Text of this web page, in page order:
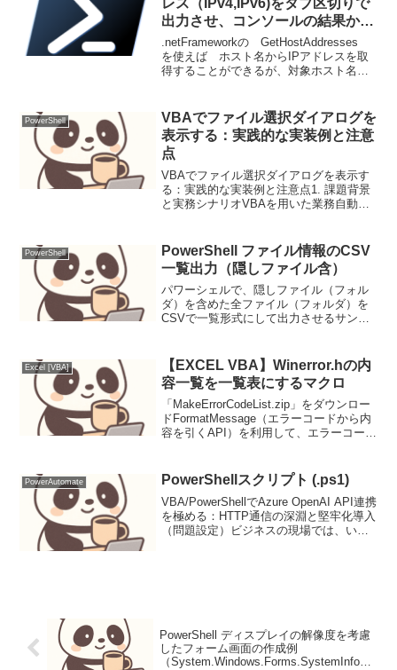
レス（IPv4,IPv6)をタブ区切りで
出力させ、コンソールの結果から
Excelに簡単に貼り付けらえるよ
うにしたサンプル
.netFrameworkの GetHostAddresses
を使えば ホスト名からIPアドレスを取
得することができるが、対象ホスト名に
た情報を一覧（Ex...
PowerShell
VBAでファイル選択ダイアログを
表示する：実践的な実装例と注意
点
VBAでファイル選択ダイアログを表示す
る：実践的な実装例と注意点1. 課題背景
と実務シナリオVBAを用いた業務自動化
に発生します。例えば、以下のようなケ
ースが考えられま...
PowerShell
PowerShell ファイル情報のCSV
一覧出力（隠しファイル含）
パワーシェルで、隠しファイル（フォル
ダ）を含めた全ファイル（フォルダ）を
CSVで一覧形式にして出力させるサンプ
能。
Excel [VBA]
【EXCEL VBA】Winerror.hの内
容一覧を一覧表にするマクロ
「MakeErrorCodeList.zip」をダウンロー
ドFormatMessage（エラーコードから内
容を引くAPI）を利用して、エラーコード
結果も添...
PowerAutomate PowerShellスクリプト (.ps1)
VBA/PowerShellでAzure OpenAI API連携
を極める：HTTP通信の深淵と堅牢化導入
（問題設定）ビジネスの現場では、いま
PowerShell ディスプレイの解像度を考慮
したフォーム画面の作成例
（System.Windows.Forms.SystemInform